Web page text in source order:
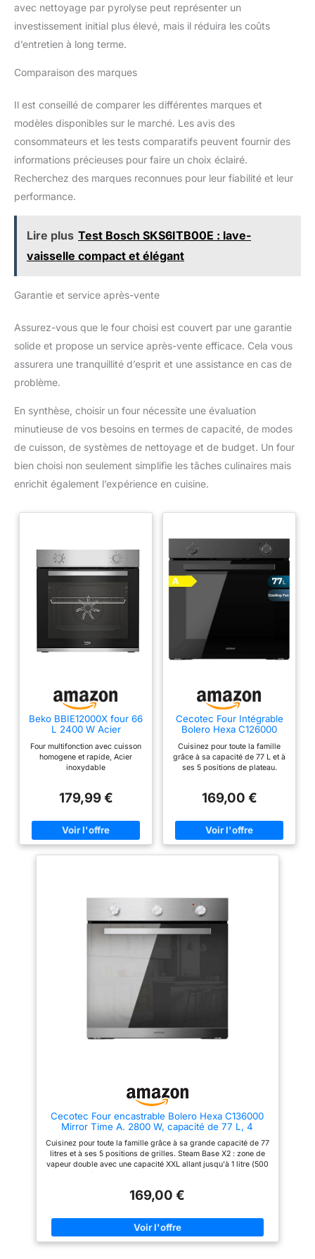
avec nettoyage par pyrolyse peut représenter un
investissement initial plus élevé, mais il réduira les coûts
d’entretien à long terme.
Comparaison des marques
Il est conseillé de comparer les différentes marques et
modèles disponibles sur le marché. Les avis des
consommateurs et les tests comparatifs peuvent fournir des
informations précieuses pour faire un choix éclairé.
Recherchez des marques reconnues pour leur fiabilité et leur
performance.
Lire plus Test Bosch SKS6ITB00E : lave-
vaisselle compact et élégant
Garantie et service après-vente
Assurez-vous que le four choisi est couvert par une garantie
solide et propose un service après-vente efficace. Cela vous
assurera une tranquillité d’esprit et une assistance en cas de
problème.
En synthèse, choisir un four nécessite une évaluation
minutieuse de vos besoins en termes de capacité, de modes
de cuisson, de systèmes de nettoyage et de budget. Un four
bien choisi non seulement simplifie les tâches culinaires mais
enrichit également l’expérience en cuisine.
Beko BBIE12000X four 66
L 2400 W Acier
Four multifonction avec cuisson
homogene et rapide, Acier
inoxydable
179,99 €
Cecotec Four Intégrable
Bolero Hexa C126000
4 Fonctions, Mode
Convection, Steam Base
X2, Basse
Nettoyage Facile, 5
Positions
Cuisinez pour toute la famille
grâce à sa capacité de 77 L et à
ses 5 positions de plateau.
jusqu'à 1 L (500 ml + 500 ml)
Steam EasyClean et Steam
Assist. Steam EasyClean : la
vapeur élimine la saleté et
croustillantes à l'extérieur et
juteuses à l'intérieur. Cooling
Fan : système de ventilation
pour un refroidissement rapide.
chaleur en bas, Steam Assist et
Steam EasyClean, ainsi qu'un
ne perd pas de chaleur, ce qui
énergétique A : cuisinez vos
recettes tout en préservant
Puissance de 2800 W :
préparez toutes sortes de
recettes grâce à son énorme
des résultats parfaits en peu de
169,00 €
Cecotec Four encastrable Bolero Hexa C136000
Mirror Time A. 2800 W, capacité de 77 L, 4
EasyClean, Cooling Fan, Triple Vitrage, Classe
Énergétique A
Cuisinez pour toute la famille grâce à sa grande capacité de 77
litres et à ses 5 positions de grilles. Steam Base X2 : zone de
vapeur double avec une capacité XXL allant jusqu'à 1 litre (500
et permet un meilleur nettoyage. Steam Assist : préparez vos
que vos recettes soient croustillantes à l'extérieur et juteuses à
l'intérieur. Cooling Fan : système de ventilation de l'air pour un
refroidissement rapide. Minimise la condensation et l'excès de
169,00 €